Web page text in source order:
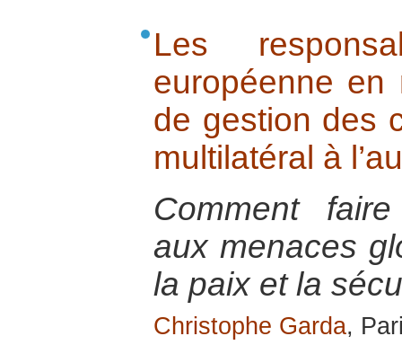
Les
européenne en
de gestion des
multilatéral à
Comment
aux menaces
la paix et la
Christophe Garda,